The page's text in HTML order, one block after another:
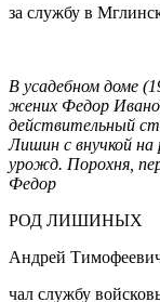
за службу в
В усадебном доме
жених Федор
действительный
Лишин с внучкой на
урожд. Порохня,
Федор
РОД ЛИШИНЫХ
Андрей
чал службу